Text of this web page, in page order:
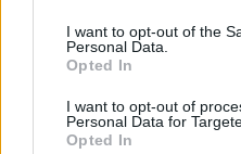
I want to opt-out of the
Personal Data.
Opted In
I want to opt-out of
Personal Data for
Opted In
Registrace od:
Počet